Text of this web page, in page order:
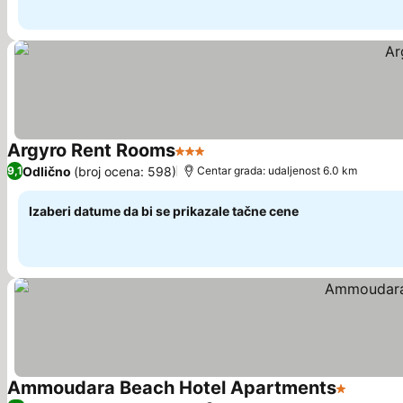
Argyro Rent Rooms3 Zvezdice
9,1Odlično (broj ocena: 598) Centar grada: udaljenost 6.0 km
Izaberi datume da bi se prikazale tačne cene
Ammoudara Beach Hotel Apartments1 Zvezdice